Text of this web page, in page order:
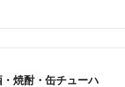
くをアオサギが歩いてい
い…
焼酎・缶チューハ